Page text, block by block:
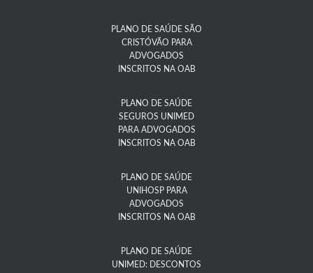
PLANO DE SAÚDE SÃO
CRISTÓVÃO PARA
ADVOGADOS
INSCRITOS NA OAB
PLANO DE SAÚDE
SEGUROS UNIMED
PARA ADVOGADOS
INSCRITOS NA OAB
PLANO DE SAÚDE
UNIHOSP PARA
ADVOGADOS
INSCRITOS NA OAB
PLANO DE SAÚDE
UNIMED: DESCONTOS